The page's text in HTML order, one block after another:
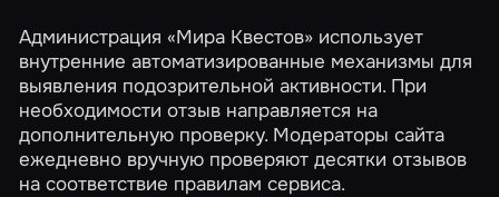
Администрация «Мира Квестов» использует
внутренние автоматизированные механизмы для
выявления подозрительной активности. При
необходимости отзыв направляется на
дополнительную проверку. Модераторы сайта
ежедневно вручную проверяют десятки отзывов
на соответствие правилам сервиса.